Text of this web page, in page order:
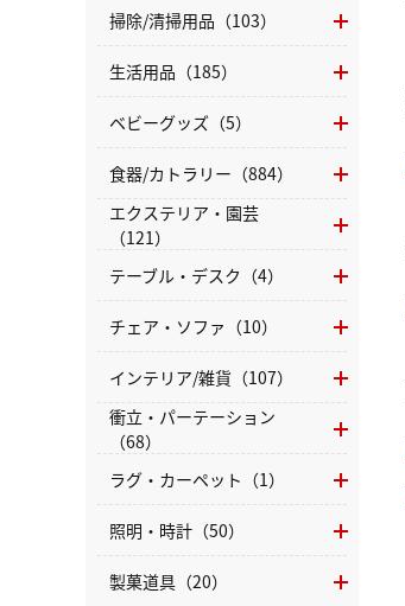
掃除/清掃用品（103）
生活用品（185）
ベビーグッズ（5）
食器/カトラリー（884）
エクステリア・園芸
（121）
テーブル・デスク（4）
チェア・ソファ（10）
インテリア/雑貨（107）
衝立・パーテーション
（68）
ラグ・カーペット（1）
照明・時計（50）
製菓道具（20）